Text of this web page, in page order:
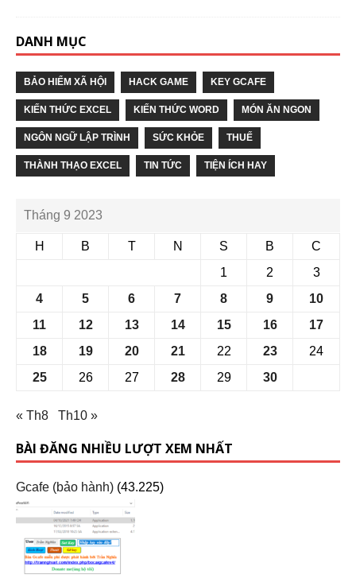
DANH MỤC
BẢO HIỂM XÃ HỘI HACK GAME KEY GCAFE
KIẾN THỨC EXCEL KIẾN THỨC WORD MÓN ĂN NGON
NGÔN NGỮ LẬP TRÌNH SỨC KHỎE THUẾ
THÀNH THẠO EXCEL TIN TỨC TIỆN ÍCH HAY
Tháng 9 2023
H B T N S B
C
1
2
3
4
5 6 7 8 9
10
11
12 13 14 15 16
17
18
19 20 21 22 23
24
25
26 27 28 29 30
« Th8 Th10 »
BÀI ĐĂNG NHIỀU LƯỢT XEM NHẤT
Gcafe (bảo hành) (43.225)